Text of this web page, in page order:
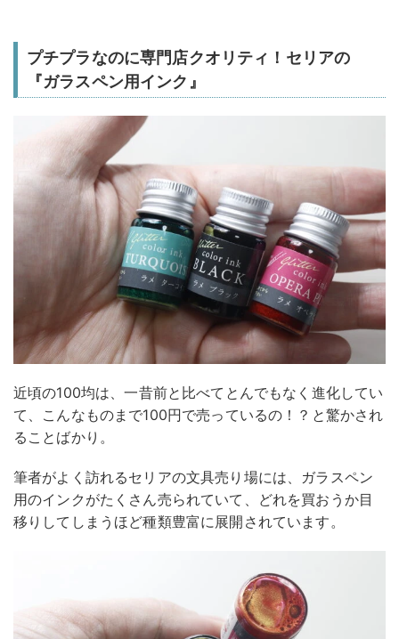
プチプラなのに専門店クオリティ！セリアの
『ガラスペン用インク』
近頃の100均は、一昔前と比べてとんでもなく進化してい
て、こんなものまで100円で売っているの！？と驚かされ
ることばかり。
筆者がよく訪れるセリアの文具売り場には、ガラスペン
用のインクがたくさん売られていて、どれを買おうか目
移りしてしまうほど種類豊富に展開されています。